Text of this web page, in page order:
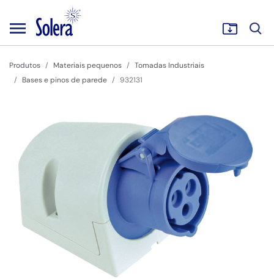
Produtos Materiais pequenos
Tomadas Industriais
Bases e pinos de parede
932131